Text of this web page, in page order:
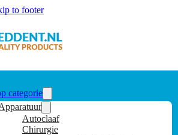
to footer
categorie
Autoclaaf
Chirurgie